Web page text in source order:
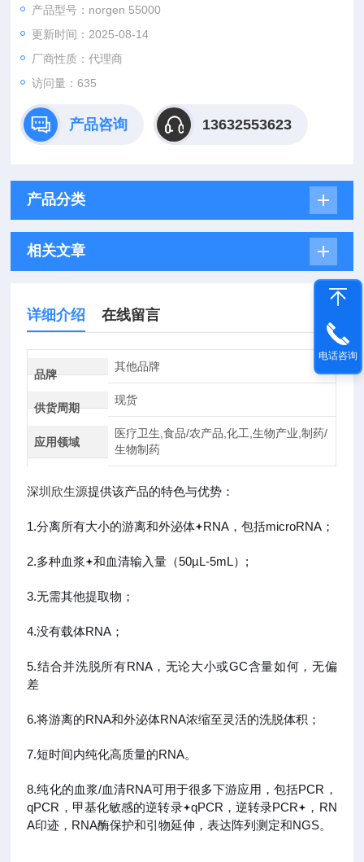
以检测miR-21（图A）和5S rRNA转录物（图B）。miR-21和5S
rRNA转录物的相对含量随着样上样量的增加而线性增加。
产品型号：norgen 55000
更新时间：2025-08-14
厂商性质：代理商
访问量：635
产品咨询 13632553623
产品分类
相关文章
详细介绍 在线留言
品牌
其他品牌
供货周期
现货
应用领域
医疗卫生,食品/农产品,化工,生物产业,制药/
生物制药
深圳欣生源提供该产品的特色与优势：
1.分离所有大小的游离和外泌体 RNA，包括microRNA；
2.多种血浆 和血清输入量（50µL-5mL）;
3.无需其他提取物；
4.没有载体RNA；
5.结合并洗脱所有RNA，无论大小或GC含量如何，无偏
差
6.将游离的RNA和外泌体RNA浓缩至灵活的洗脱体积；
7.短时间内纯化高质量的RNA。
8.纯化的血浆/血清RNA可用于很多下游应用，包括PCR，
qPCR，甲基化敏感的逆转录
qPCR，逆转录PCR
，RN
A印迹，RNA酶保护和引物延伸，表达阵列测定和NGS。
电话咨询